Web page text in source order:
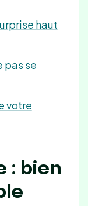
haut
pas se
votre
: bien